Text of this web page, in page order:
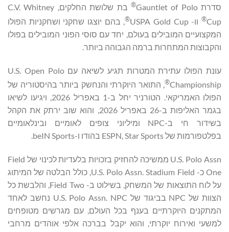
סדרת Gauntlet of Polo
®
בת שלושת החלקים, C.V. Whitney
Cup
®וו- USPA Gold Cup ®, בהם יוצגו שחקני ושחקניות הפולו
המקצועיים המובילים בעולם, יחד עם סוסי הפוני המובילים בפולו
והקבוצות המתחרות ברמה הגבוהה ביותר.
עונת הפולו עתירת המטרות תגיע לשיאה עם U.S. Open Polo
Championship
®, התואר היוקרתי והנחשק ביותר בהיסטוריה של
הפולו האמריקאי. הטורניר יחל ב-1 באפריל 2026, ויגיעו לשיאו
בגמר האליפות ב-26 באפריל 2026, והוא שוב ירתק את הקהל
בשידור חי ב-NPC ומיליוני צופים לאומיים ובינלאומיים
בפלטפורמות של ESPN, Star Sports בהודו ו-beIN Sports.
U.S. Polo Assn ממשיכה להחזיק בזכויות בלעדיות לכינוי של Field
One כ- U.S. Polo Assn. Stadium Field, כולל הבלטה של המיתוג
על לוח התוצאות של המשחק, בשילוט ב- Field Two, והלבשת כל
הצוות של NPC בביגוד של U.S. Polo Assn. NPC נחשב לאחד
המתקנים היוקרתיים בענף בכל העולם, עם מגרשים מטופחים
למשעי ואירוח יוקרתי, והוא יקבל בברכה אלפי אוהדים מרחבי